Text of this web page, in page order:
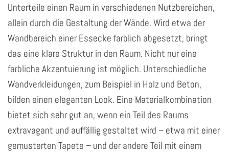
Unterteile einen Raum in verschiedenen Nutzbereichen,
allein durch die Gestaltung der Wände. Wird etwa der
Wandbereich einer Essecke farblich abgesetzt, bringt
das eine klare Struktur in den Raum. Nicht nur eine
farbliche Akzentuierung ist möglich. Unterschiedliche
Wandverkleidungen, zum Beispiel in Holz und Beton,
bilden einen eleganten Look. Eine Materialkombination
bietet sich sehr gut an, wenn ein Teil des Raums
extravagant und auffällig gestaltet wird – etwa mit einer
gemusterten Tapete – und der andere Teil mit einem